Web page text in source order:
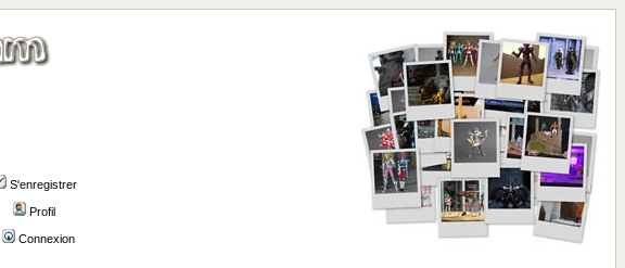
S'enregistrer
Profil
Connexion